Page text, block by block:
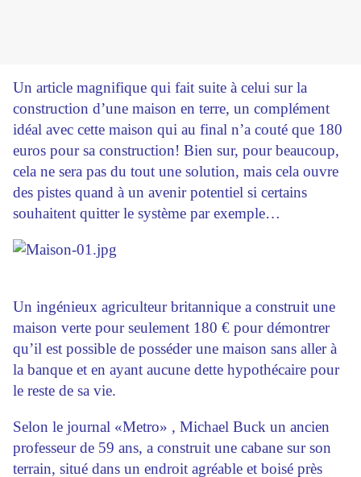
Un article magnifique qui fait suite à celui sur la
construction d’une maison en terre, un complément
idéal avec cette maison qui au final n’a couté que 180
euros pour sa construction! Bien sur, pour beaucoup,
cela ne sera pas du tout une solution, mais cela ouvre
des pistes quand à un avenir potentiel si certains
souhaitent quitter le système par exemple…
Un ingénieux agriculteur britannique a construit une
maison verte pour seulement 180 € pour démontrer
qu’il est possible de posséder une maison sans aller à
la banque et en ayant aucune dette hypothécaire pour
le reste de sa vie.
Selon le journal «Metro» , Michael Buck un ancien
professeur de 59 ans, a construit une cabane sur ​​son
terrain, situé dans un endroit agréable et boisé près